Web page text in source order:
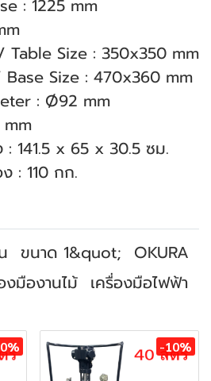
: 1225 mm
Table Size : 350x350 mm
Base Size : 470x360 mm
: Ø92 mm
mm
141.5 x 65 x 30.5 ซม.
: 110 กก.
ขนาด 1&quot; OKURA
งมืองานไม้ เครื่องมือไฟฟ้า
-10%